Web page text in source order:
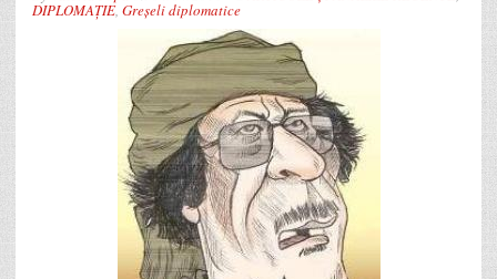
DIPLOMAȚIE, Greșeli diplomatice